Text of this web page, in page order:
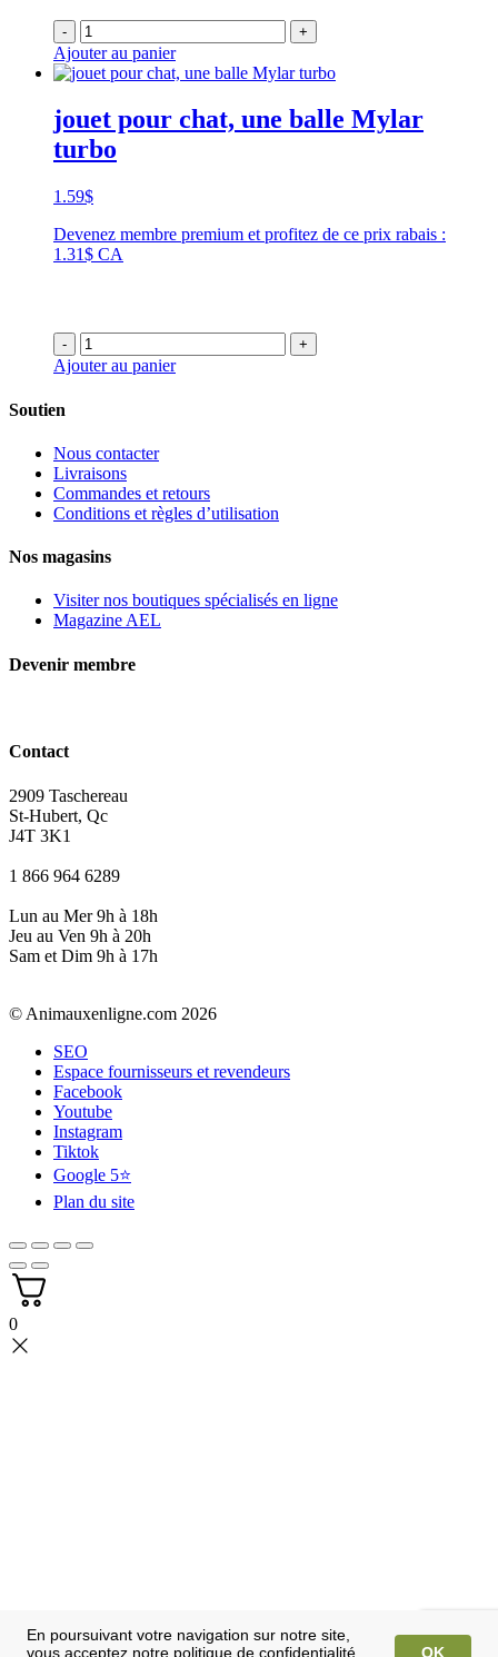
- +
Ajouter au panier
jouet pour chat, une balle Mylar
turbo
1.59$
Devenez membre premium et profitez de ce prix rabais :
1.31$ CA
- +
Ajouter au panier
Soutien
Nous contacter
Livraisons
Commandes et retours
Conditions et règles d’utilisation
Nos magasins
Visiter nos boutiques spécialisés en ligne
Magazine AEL
Devenir membre
Contact
2909 Taschereau
St-Hubert, Qc
J4T 3K1
1 866 964 6289
Lun au Mer 9h à 18h
Jeu au Ven 9h à 20h
Sam et Dim 9h à 17h
© Animauxenligne.com 2026
SEO
Espace fournisseurs et revendeurs
Facebook
Youtube
Instagram
Tiktok
Google 5⭐
Plan du site
0
En poursuivant votre navigation sur notre site,
vous acceptez notre politique de confidentialité
OK